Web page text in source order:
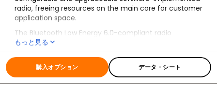
radio, freeing resources on the main core for customer
application space.
The Bluetooth Low Energy 6.0-compliant radio
supports up to 24 simultaneous secure connections.
The EdgeLock Secure Enclave’s isolated execution
environment provides a set of cryptographic
accelerators, key store operations and secure lifecycle
management that minimizes main core security
もっと見る
全ての情報 KW45
購入オプション データ・シート